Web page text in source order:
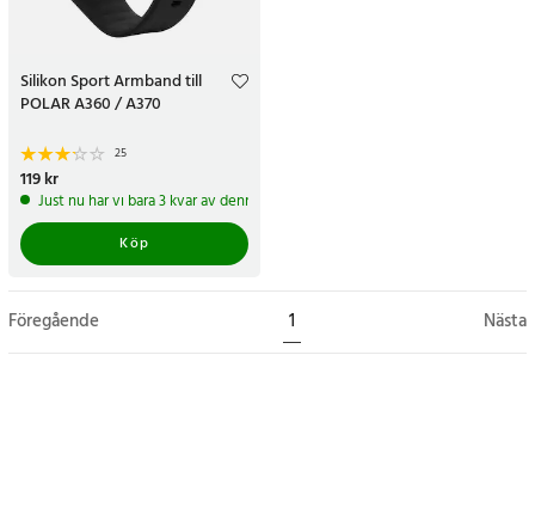
Silikon Sport Armband till
POLAR A360 / A370
25
Pris:119 kr
119 kr
Just nu har vi bara 3 kvar av denna produkt
Köp
Föregående 1 Nästa